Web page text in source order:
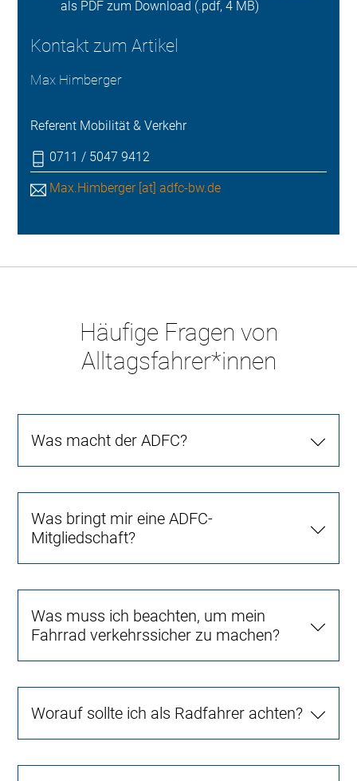
als PDF zum Download (.pdf, 4 MB)
Kontakt zum Artikel
Max Himberger
Referent Mobilität & Verkehr
0711 / 5047 9412
Max.Himberger [at] adfc-bw.de
Häufige Fragen von
Alltagsfahrer*innen
Was macht der ADFC?
Was bringt mir eine ADFC-
Mitgliedschaft?
Was muss ich beachten, um mein
Fahrrad verkehrssicher zu machen?
Worauf sollte ich als Radfahrer achten?